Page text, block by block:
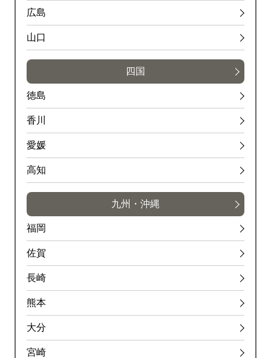
広島
山口
四国
徳島
香川
愛媛
高知
九州・沖縄
福岡
佐賀
長崎
熊本
大分
宮崎